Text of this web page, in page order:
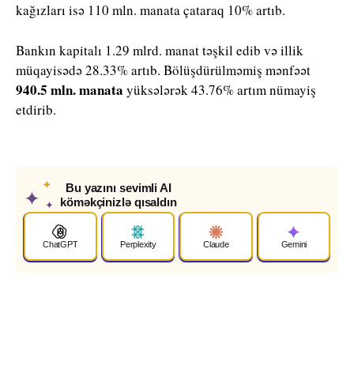
kağızları isə 110 mln. manata çataraq 10% artıb.
Bankın kapitalı 1.29 mlrd. manat təşkil edib və illik
müqayisədə 28.33% artıb. Bölüşdürülməmiş mənfəət
940.5 mln. manata yüksələrək 43.76% artım nümayiş
etdirib.
✦
✦
✦
Bu yazını sevimli AI
köməkçinizlə qısaldın
ChatGPT Perplexity Claude Gemini